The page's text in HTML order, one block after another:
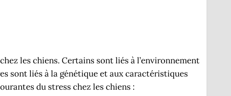
les chiens. Certains sont liés à l’environnement
sont liés à la génétique et aux caractéristiques
du stress chez les chiens :